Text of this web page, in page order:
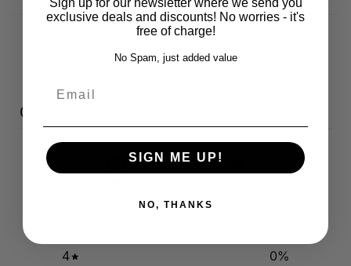
Customer reviews
0 / 5
4
0%
exclusive deals and discounts! No worries - it's
free of charge!
No Spam, just added value
SIGN ME UP!
NO, THANKS